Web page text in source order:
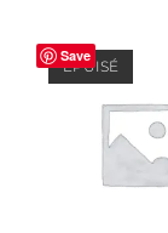
Save
ÉPUISÉ